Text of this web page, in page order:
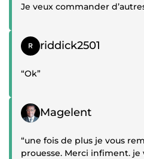
Je veux commander
Témoignage positif
riddick2501
“Ok”
Témoignage positif
Magelent
“une fois de plus je vous
prouesse. Merci infiment. je